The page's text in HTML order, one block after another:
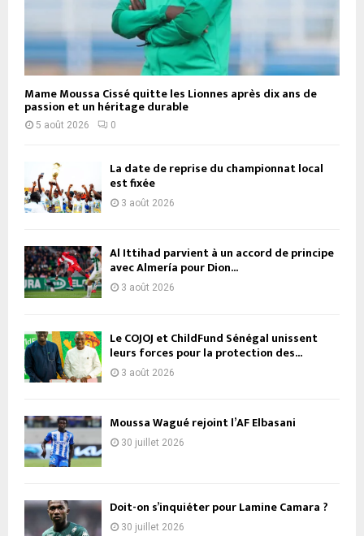
Mame Moussa Cissé quitte les Lionnes après dix ans de
passion et un héritage durable
5 août 2026 0
La date de reprise du championnat local
est fixée
3 août 2026
Al Ittihad parvient à un accord de principe
avec Almería pour Dion...
3 août 2026
Le COJOJ et ChildFund Sénégal unissent
leurs forces pour la protection des...
3 août 2026
Moussa Wagué rejoint l’AF Elbasani
30 juillet 2026
Doit-on s’inquiéter pour Lamine Camara ?
30 juillet 2026